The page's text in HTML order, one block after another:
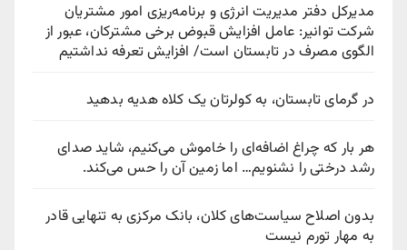
مدیرکل دفتر مدیریت انرژی و برنامه‌ریزی امور مشتریان
شرکت توانیر: عامل افزایش قبوض برخی مشترکان، عبور از
الگوی مصرف در تابستان است/ افزایش تعرفه نداشتیم
در گرمای تابستان، به کولرتان یک کلاه هدیه بدهید
هر بار که چراغ اضافه‌ای را خاموش می‌کنیم، شاید صدای
رشد درختی را نشنویم… اما زمین آن را حس می‌کند.
بدون اصلاح سیاست‌های کلان، بانک مرکزی به تنهایی قادر
به مهار تورم نیست